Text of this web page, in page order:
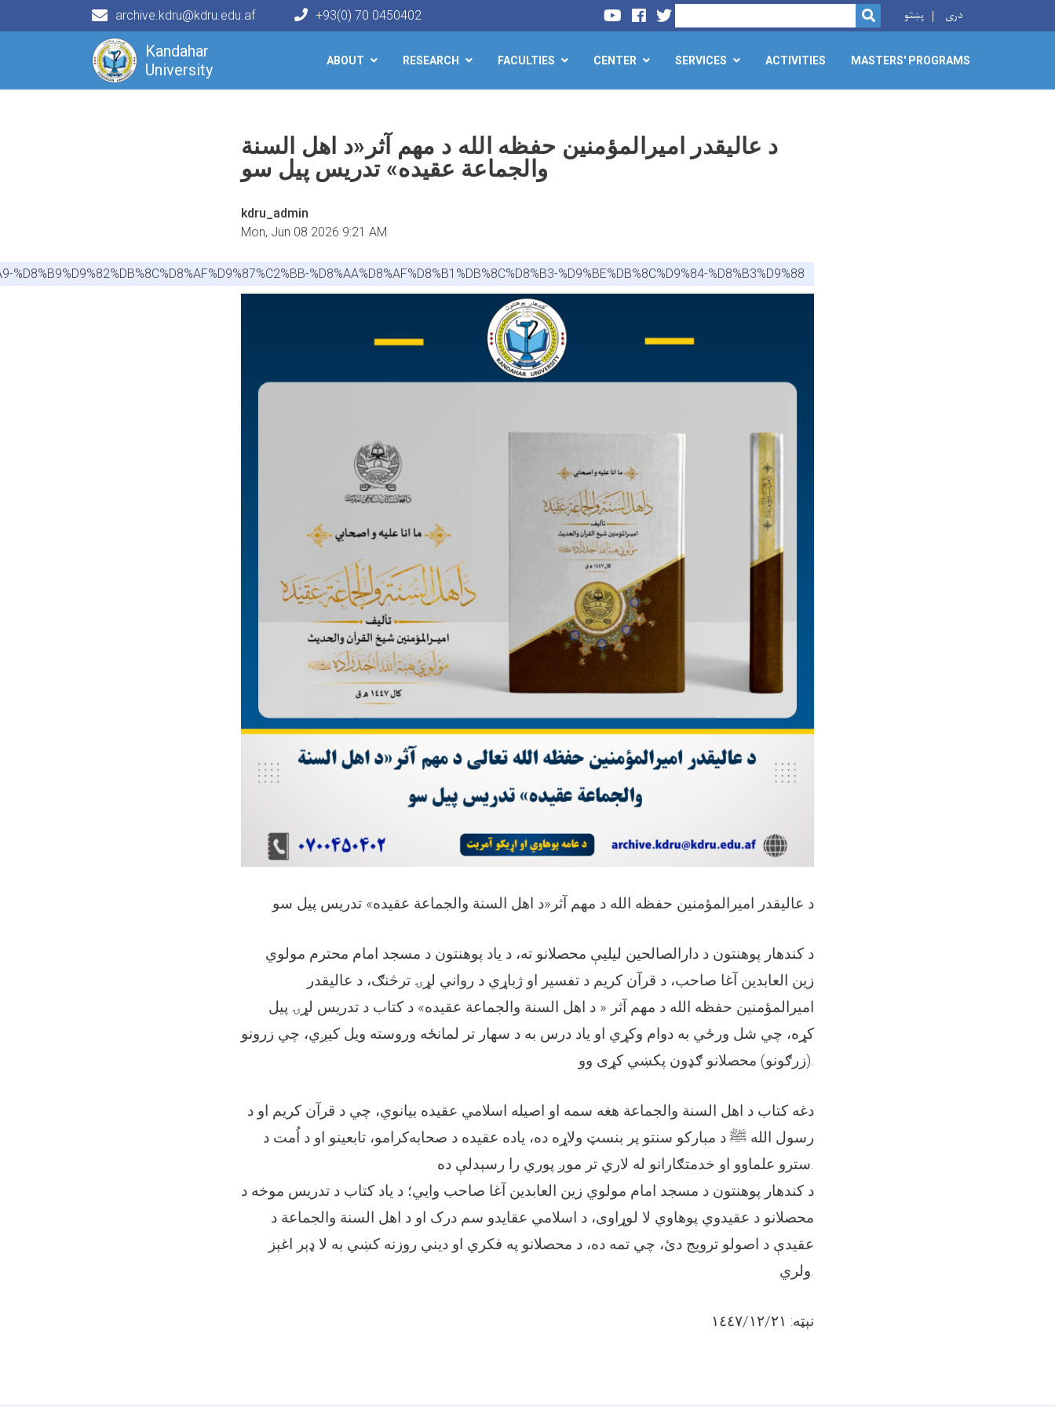
main
content
Kandahar
University
archive.kdru@kdru.edu.af +93(0) 70 0450402 Search SEARCH
پښتو دری
Main navigation
ABOUT RESEARCH FACULTIES CENTER SERVICES ACTIVITIES MASTERS' PROGRAMS
د عالیقدر امیرالمؤمنین حفظه الله د مهم آثر«د اهل السنة
والجماعة عقیده» تدریس پیل سو
kdru_admin
Mon, Jun 08 2026 9:21 AM
%D8%AA%D8%AF%D8%B1%DB%8C%D8%B3-%D9%BE%DB%8C%D9%84-%D8%B3%D9%88
د عالیقدر امیرالمؤمنین حفظه الله د مهم آثر«د اهل السنة والجماعة عقیده» تدریس پیل سو
د کندهار پوهنتون د دارالصالحین لیلیې محصلانو ته، د یاد پوهنتون د مسجد امام محترم مولوي
زین العابدین آغا صاحب، د قرآن کریم د تفسیر او ژباړي د رواني لړۍ ترڅنګ، د عالیقدر
امیرالمؤمنین حفظه الله د مهم آثر « د اهل السنة والجماعة عقیده» د کتاب د تدریس لړۍ پیل
کړه، چي شل ورځي به دوام وکړي او یاد درس به د سهار تر لمانځه وروسته ویل کیږي، چي زرونو
(زرګونو) محصلانو ګډون پکښي کړی وو.
دغه کتاب د اهل السنة والجماعة هغه سمه او اصیله اسلامي عقیده بیانوي، چي د قرآن کریم او د
رسول الله ﷺ د مبارکو سنتو پر بنسټ ولاړه ده، یاده عقیده د صحابه‌کرامو، تابعینو او د اُمت د
سترو علماوو او خدمتګارانو له لاري تر موږ پوري را رسېدلې ده.
د کندهار پوهنتون د مسجد امام مولوي زین العابدین آغا صاحب وایي؛ د یاد کتاب د تدریس موخه د
محصلانو د عقیدوي پوهاوي لا لوړاوی، د اسلامي عقایدو سم درک او د اهل السنة والجماعة د
عقیدې د اصولو ترویج دئ، چي تمه ده، د محصلانو په فکري او ديني روزنه کښي به لا ډېر اغېز
ولري.
نېټه: ١٤٤٧/١٢/٢١